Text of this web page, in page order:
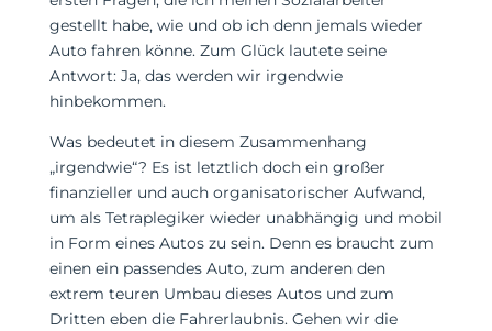
gestellt habe, wie und ob ich denn jemals wieder
Auto fahren könne. Zum Glück lautete seine
Antwort: Ja, das werden wir irgendwie
hinbekommen.
Was bedeutet in diesem Zusammenhang
„irgendwie“? Es ist letztlich doch ein großer
finanzieller und auch organisatorischer Aufwand,
um als Tetraplegiker wieder unabhängig und mobil
in Form eines Autos zu sein. Denn es braucht zum
einen ein passendes Auto, zum anderen den
extrem teuren Umbau dieses Autos und zum
Dritten eben die Fahrerlaubnis. Gehen wir die